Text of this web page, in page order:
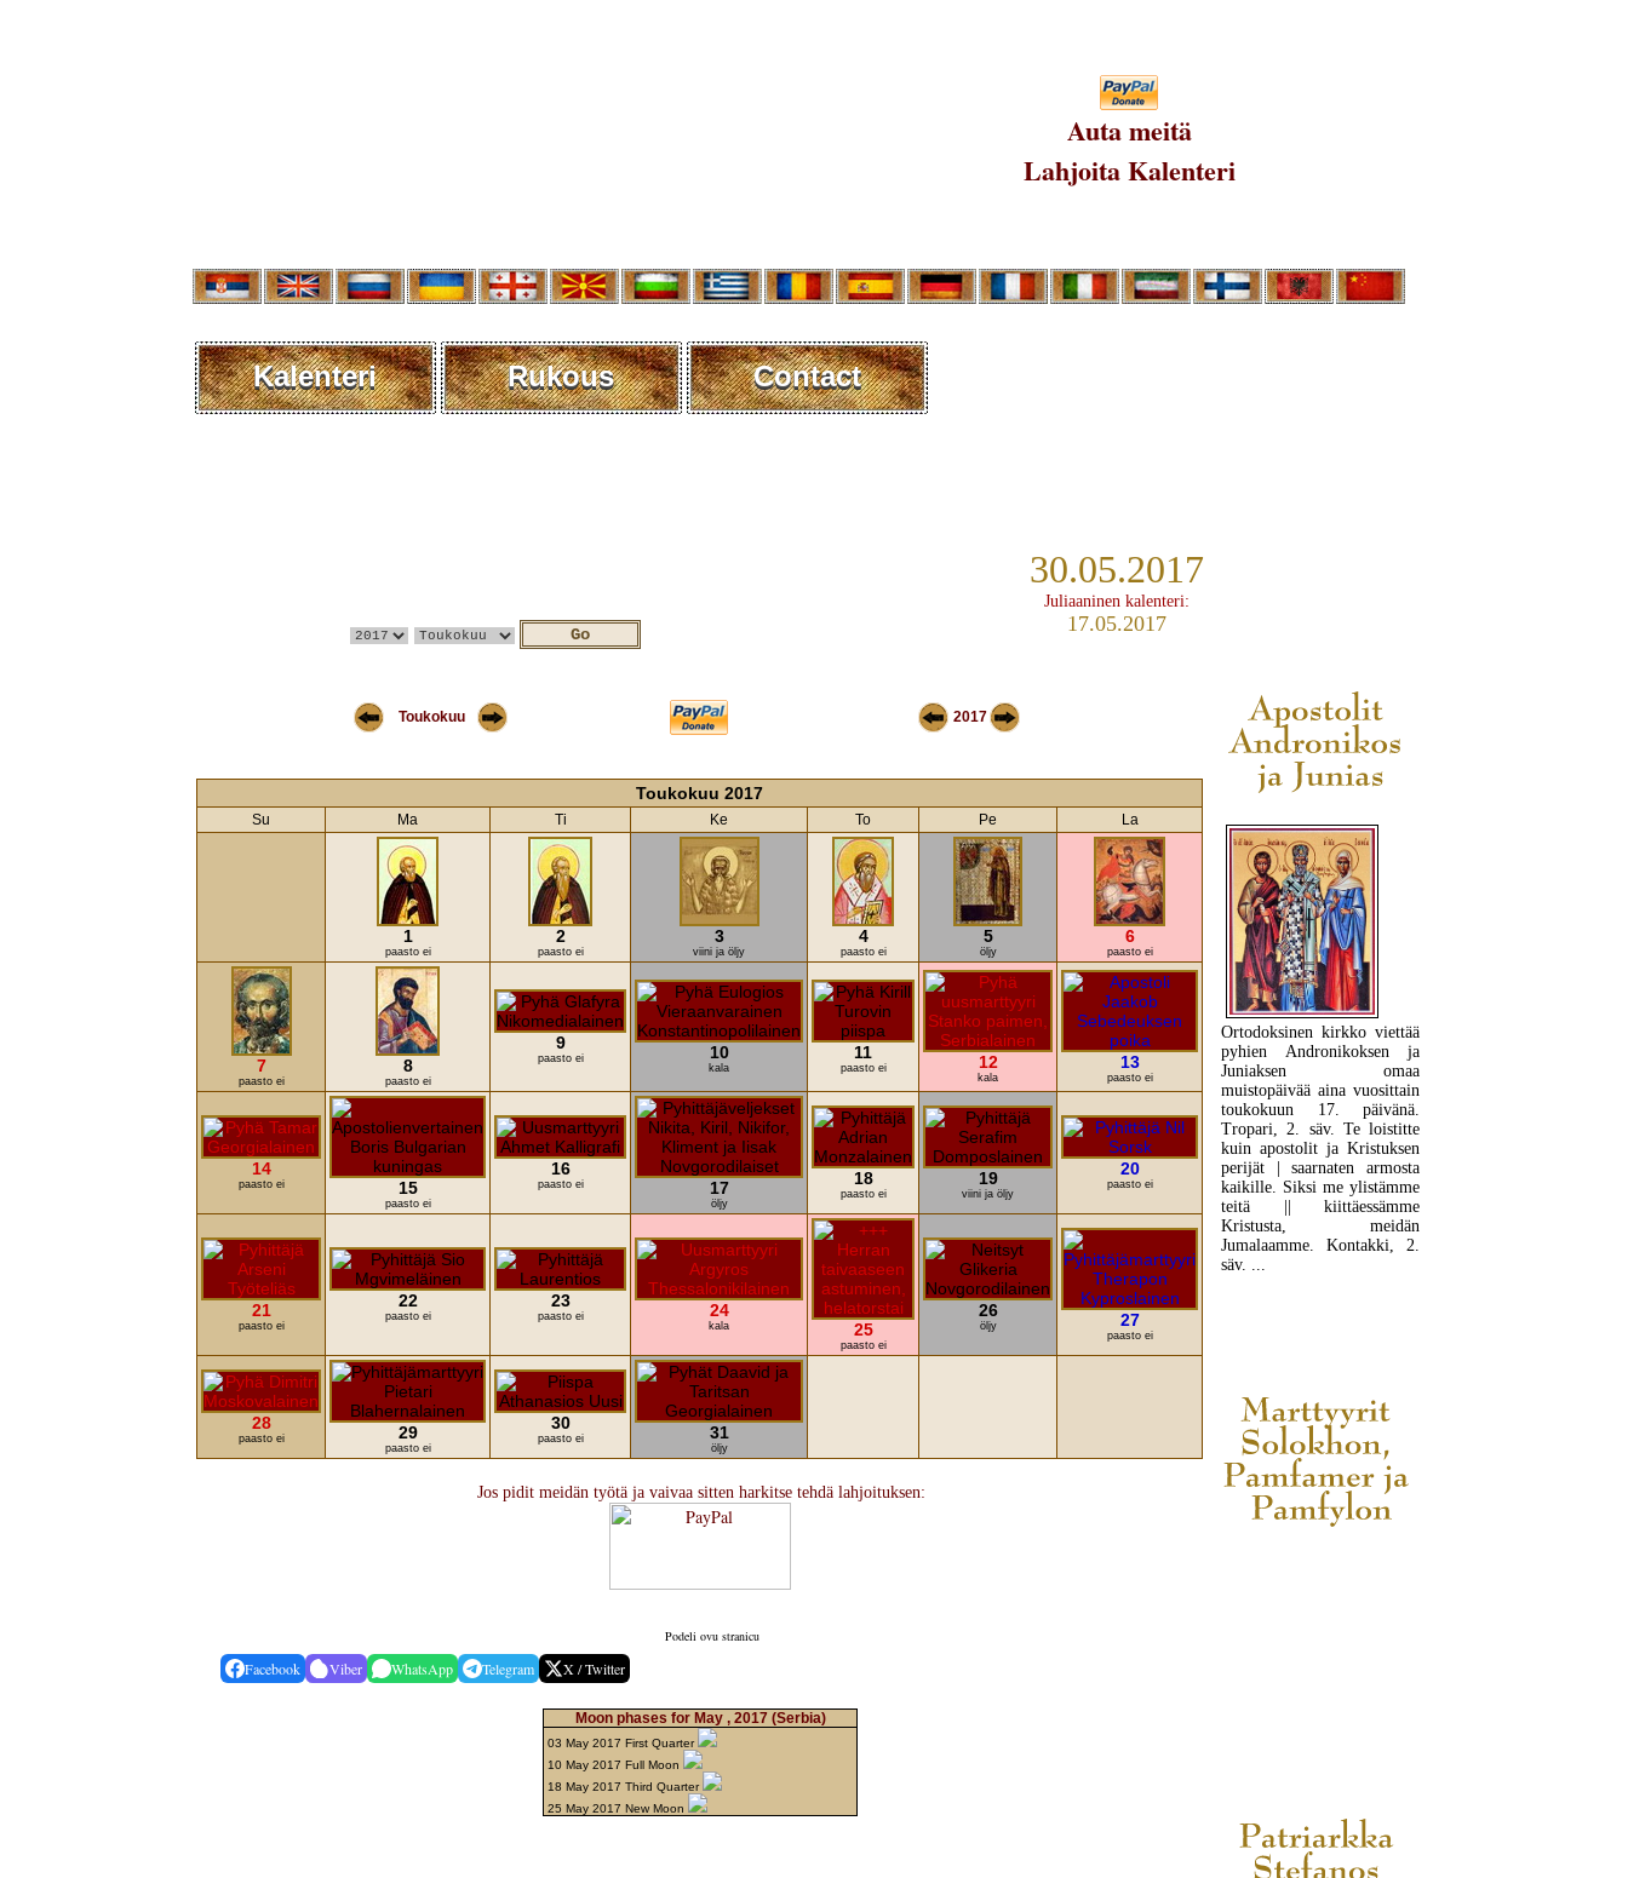
Auta meitä
Lahjoita Kalenteri
Kalenteri Rukous Contact
30.05.2017
Juliaaninen kalenteri:
17.05.2017
Toukokuu 2017
Ortodoksinen kirkko viettää
pyhien Andronikoksen ja
Juniaksen omaa
muistopäivää aina vuosittain
toukokuun 17. päivänä.
Tropari, 2. säv. Te loistitte
kuin apostolit ja Kristuksen
perijät | saarnaten armosta
kaikille. Siksi me ylistämme
teitä || kiittäessämme
Kristusta, meidän
Jumalaamme. Kontakki, 2.
säv. ...
Toukokuu 2017
Su Ma Ti Ke To Pe La
1
paasto ei
2
paasto ei
3
viini ja öljy
4
paasto ei
5
öljy
6
paasto ei
7
paasto ei
8
paasto ei
9
paasto ei 10
kala
11
paasto ei 12
kala
13
paasto ei
14
paasto ei 15
paasto ei
16
paasto ei 17
öljy
18
paasto ei
19
viini ja öljy
20
paasto ei
21
paasto ei
22
paasto ei
23
paasto ei 24
kala 25
paasto ei
26
öljy 27
paasto ei
28
paasto ei 29
paasto ei
30
paasto ei 31
öljy
Jos pidit meidän työtä ja vaivaa sitten harkitse tehdä lahjoituksen:
Podeli ovu stranicu
Facebook Viber WhatsApp Telegram X / Twitter
Moon phases for May , 2017 (Serbia)
03 May 2017 First Quarter
10 May 2017 Full Moon
18 May 2017 Third Quarter
25 May 2017 New Moon